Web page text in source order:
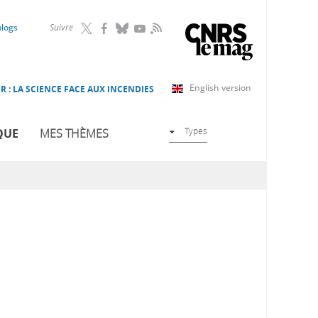
Suivre RSS
English version
: LA SCIENCE FACE AUX INCENDIES
MES THÈMES Types